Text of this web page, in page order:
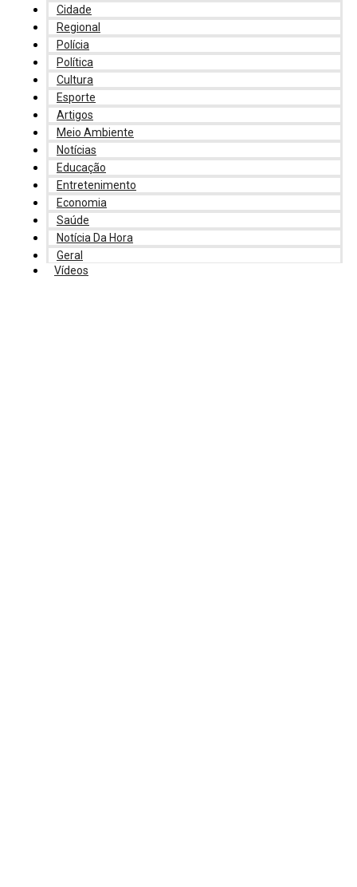
Cidade
Regional
Polícia
Política
Cultura
Esporte
Artigos
Meio Ambiente
Notícias
Educação
Entretenimento
Economia
Saúde
Notícia Da Hora
Geral
Vídeos